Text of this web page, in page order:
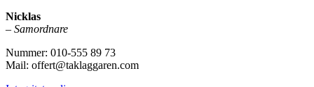
Nicklas
– Samordnare
Nummer: 010-555 89 73
Mail: offert@taklaggaren.com